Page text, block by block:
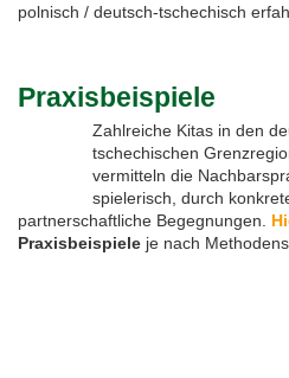
polnisch / deutsch-tschechisch
Praxisbeispiele
Zahlreiche Kitas in den
tschechischen
vermitteln die
spielerisch, durch
partnerschaftliche Begegnungen.
Praxisbeispiele je nach